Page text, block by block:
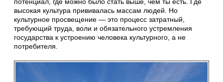
потенциал, где можно было стать выше, чем ты есть. Где
высокая культура прививалась массам людей. Но
культурное просвещение — это процесс затратный,
требующий труда, воли и обязательного устремления
государства к устроению человека культурного, а не
потребителя.